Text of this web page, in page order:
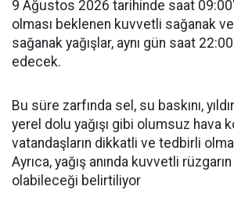
9 Ağustos 2026 tarihinde saat
olması beklenen kuvvetli sağanak
sağanak yağışlar, aynı gün saat
edecek.
Bu süre zarfında sel, su baskını,
yerel dolu yağışı gibi olumsuz hava
vatandaşların dikkatli ve tedbirli
Ayrıca, yağış anında kuvvetli
olabileceği belirtiliyor